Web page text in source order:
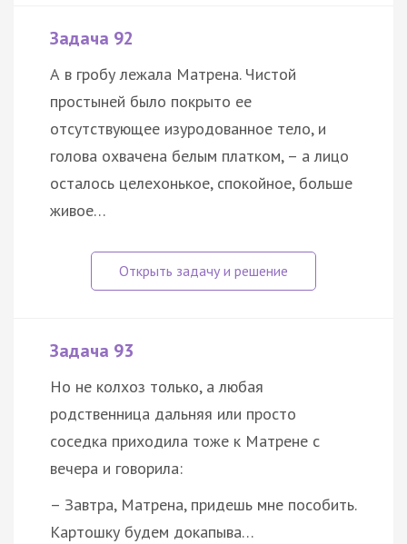
Задача 92
А в гробу лежала Матрена. Чистой
простыней было покрыто ее
отсутствующее изуродованное тело, и
голова охвачена белым платком, – а лицо
осталось целехонькое, спокойное, больше
живое…
Задача 93
Но не колхоз только, а любая
родственница дальняя или просто
соседка приходила тоже к Матрене с
вечера и говорила:
– Завтра, Матрена, придешь мне пособить.
Картошку будем докапыва…